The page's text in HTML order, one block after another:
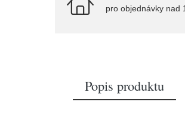
pro objednávky nad
Popis produktu